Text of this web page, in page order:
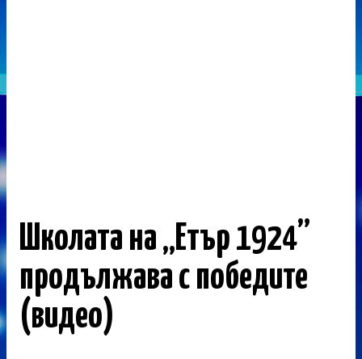
Школата на „Етър 1924”
продължава с победите
(видео)